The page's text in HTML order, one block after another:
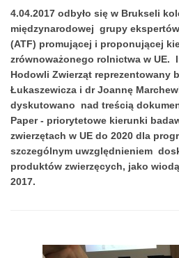
4.04.2017 odbyło się w Brukseli
międzynarodowej grupy
(ATF) promującej i proponującej
zrównoważonego rolnictwa w UE.
Hodowli Zwierząt reprezentowany
Łukaszewicza i dr Joannę
dyskutowano nad treścią
Paper - priorytetowe kierunki
zwierzętach w UE do 2020 dla
szczególnym uwzględnieniem
produktów zwierzęcych, jako
2017.